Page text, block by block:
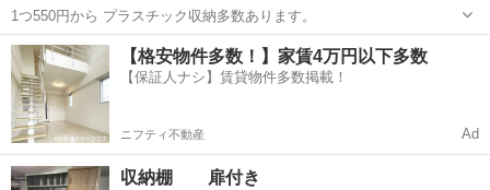
1つ550円から プラスチック収納多数あります。
青森 八戸市 本八戸駅 収納家具 ケース
【格安物件多数！】家賃4万円以下多数
【保証人ナシ】賃貸物件多数掲載！
ニフティ不動産 Ad
収納棚 扉付き